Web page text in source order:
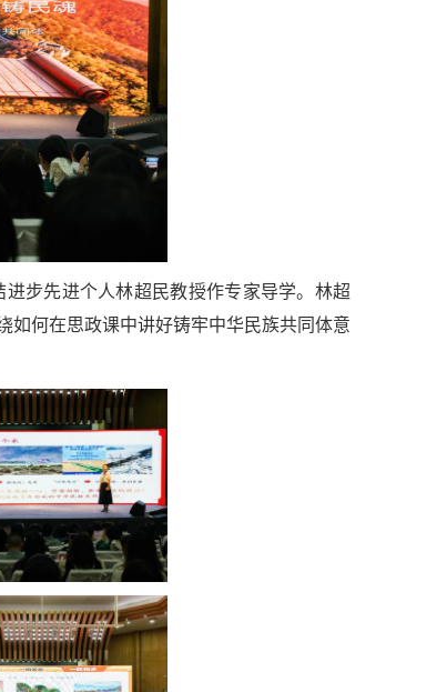
步先进个人林超民教授作专家导学。林超
如何在思政课中讲好铸牢中华民族共同体意